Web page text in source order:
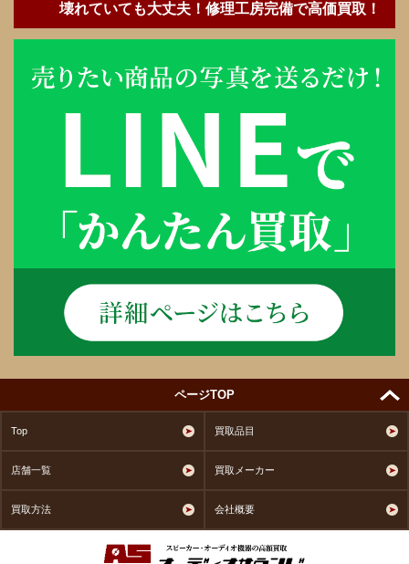
壊れていても大丈夫！修理工房完備で高価買取！
ページTOP
Top 買取品目
店舗一覧 買取メーカー
買取方法 会社概要